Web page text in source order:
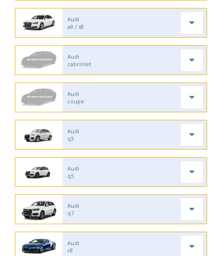
Audi
a8 / s8
Audi
cabriolet
Audi
coupe
Audi
q3
Audi
q5
Audi
q7
Audi
r8